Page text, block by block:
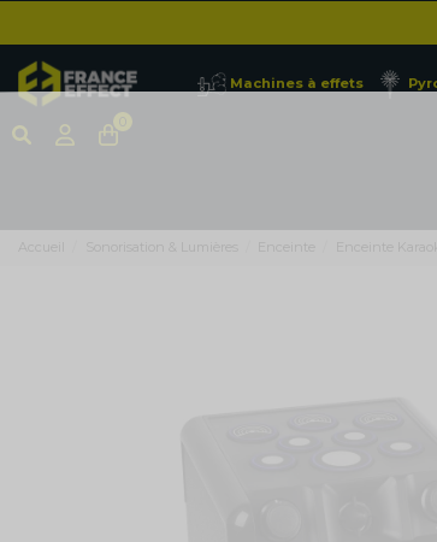
Machines à effets
Accueil Sonorisation & Lumières Enceinte Enceinte